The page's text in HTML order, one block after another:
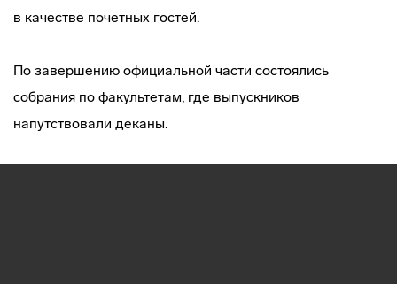
в качестве почетных гостей.
По завершению официальной части состоялись
собрания по факультетам, где выпускников
напутствовали деканы.